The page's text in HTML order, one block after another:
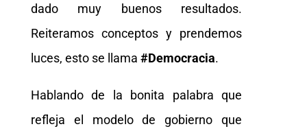
dado muy buenos resultados.
Reiteramos conceptos y prendemos
luces, esto se llama #Democracia.
Hablando de la bonita palabra que
refleja el modelo de gobierno que